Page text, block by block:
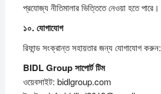
প্রযোজ্য নীতিমালার ভিত্তিতে নেওয়া হতে পারে।
১০.যোগাযোগ
রিফান্ড সংক্রান্ত সহায়তার জন্য যোগাযোগ করুন:
BIDL Groupসাপোর্টটিম
ওয়েবসাইট: bidlgroup.com